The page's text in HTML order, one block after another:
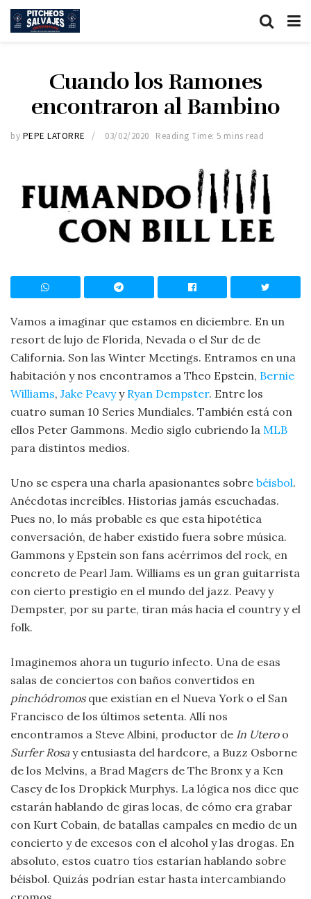
Cuando los Ramones
encontraron al Bambino
by PEPE LATORRE 03/02/2020 Reading Time: 5 mins read
Vamos a imaginar que estamos en diciembre. En un
resort de lujo de Florida, Nevada o el Sur de de
California. Son las Winter Meetings. Entramos en una
habitación y nos encontramos a Theo Epstein, Bernie
Williams, Jake Peavyy Ryan Dempster. Entre los
cuatro suman 10 Series Mundiales. También está con
ellos Peter Gammons. Medio siglo cubriendo la MLB
para distintos medios.
Uno se espera una charla apasionantes sobre béisbol.
Anécdotas increíbles. Historias jamás escuchadas.
Pues no, lo más probable es que esta hipotética
conversación, de haber existido fuera sobre música.
Gammons y Epstein son fans acérrimos del rock, en
concreto de Pearl Jam. Williams es un gran guitarrista
con cierto prestigio en el mundo del jazz. Peavy y
Dempster, por su parte, tiran más hacia el country y el
folk.
Imaginemos ahora un tugurio infecto. Una de esas
salas de conciertos con baños convertidos en
pinchódromosque existían en el Nueva York o el San
Francisco de los últimos setenta. Allí nos
encontramos a Steve Albini, productor de In Uteroo
Surfer Rosay entusiasta del hardcore, a Buzz Osborne
de los Melvins, a Brad Magers de The Bronx y a Ken
Casey de los Dropkick Murphys. La lógica nos dice que
estarán hablando de giras locas, de cómo era grabar
con Kurt Cobain, de batallas campales en medio de un
concierto y de excesos con el alcohol y las drogas. En
absoluto, estos cuatro tíos estarían hablando sobre
béisbol. Quizás podrían estar hasta intercambiando